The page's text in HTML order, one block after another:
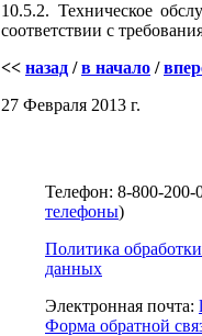
10.5.2. Техническое
соответствии с
<< назад /в начало /
27 Февраля 2013 г.
Телефон: 8-800-200-
телефоны)
Политика
данных
Электронная почта:
Форма обратной